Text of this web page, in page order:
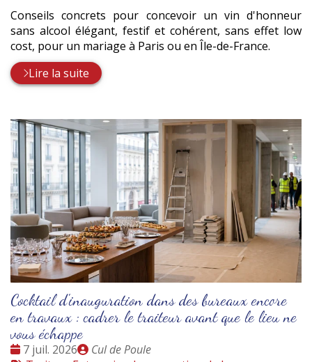
Conseils concrets pour concevoir un vin d'honneur
sans alcool élégant, festif et cohérent, sans effet low
cost, pour un mariage à Paris ou en Île-de-France.
Lire la suite
Cocktail d'inauguration dans des bureaux encore
en travaux : cadrer le traiteur avant que le lieu ne
vous échappe
Date
7 juil. 2026
Publié
Cul de Poule